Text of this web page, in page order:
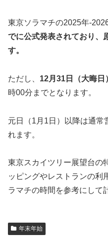
東京ソラマチの2025年-
でに公式発表されており、
す。
ただし、 12月31日（大晦日
時00分までとなります。
元日（1月1日）以降は通常
れます。
東京スカイツリー展望台の
ッピングやレストランの利
ラマチの時間を参考にして
年末年始